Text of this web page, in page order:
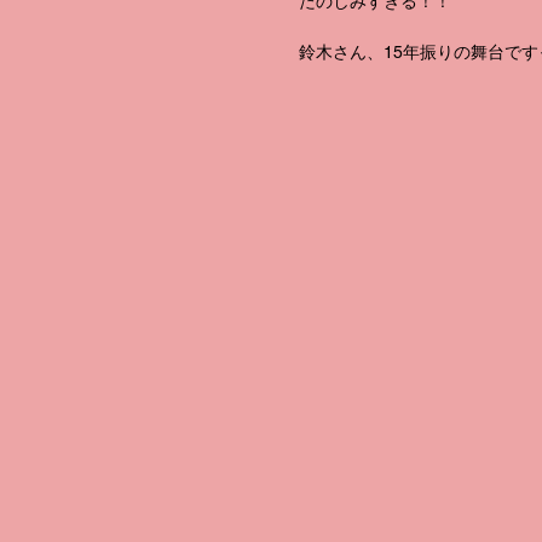
鈴木さん、15年振りの舞台で